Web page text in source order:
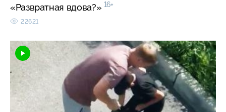
«Развратная вдова?» 16+
22621